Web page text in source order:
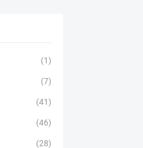
(1)
(7)
(41)
(46)
(28)